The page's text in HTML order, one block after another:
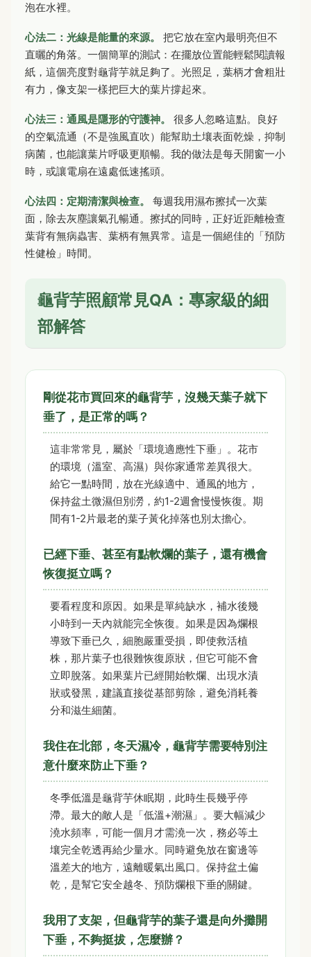
泡在水裡。
心法二：光線是能量的來源。
把它放在室內最明亮但不
直曬的角落。一個簡單的測試：在擺放位置能輕鬆閱讀報
紙，這個亮度對龜背芋就足夠了。光照足，葉柄才會粗壯
有力，像支架一樣把巨大的葉片撐起來。
心法三：通風是隱形的守護神。
很多人忽略這點。良好
的空氣流通（不是強風直吹）能幫助土壤表面乾燥，抑制
病菌，也能讓葉片呼吸更順暢。我的做法是每天開窗一小
時，或讓電扇在遠處低速搖頭。
心法四：定期清潔與檢查。
每週我用濕布擦拭一次葉
面，除去灰塵讓氣孔暢通。擦拭的同時，正好近距離檢查
葉背有無病蟲害、葉柄有無異常。這是一個絕佳的「預防
性健檢」時間。
龜背芋照顧常見QA：專家級的細
部解答
剛從花市買回來的龜背芋，沒幾天葉子就下
垂了，是正常的嗎？
這非常常見，屬於「環境適應性下垂」。花市
的環境（溫室、高濕）與你家通常差異很大。
給它一點時間，放在光線適中、通風的地方，
保持盆土微濕但別澇，約1-2週會慢慢恢復。期
間有1-2片最老的葉子黃化掉落也別太擔心。
已經下垂、甚至有點軟爛的葉子，還有機會
恢復挺立嗎？
要看程度和原因。如果是單純缺水，補水後幾
小時到一天內就能完全恢復。如果是因為爛根
導致下垂已久，細胞嚴重受損，即使救活植
株，那片葉子也很難恢復原狀，但它可能不會
立即脫落。如果葉片已經開始軟爛、出現水漬
狀或發黑，建議直接從基部剪除，避免消耗養
分和滋生細菌。
我住在北部，冬天濕冷，龜背芋需要特別注
意什麼來防止下垂？
冬季低溫是龜背芋休眠期，此時生長幾乎停
滯。最大的敵人是「低溫+潮濕」。要大幅減少
澆水頻率，可能一個月才需澆一次，務必等土
壤完全乾透再給少量水。同時避免放在窗邊等
溫差大的地方，遠離暖氣出風口。保持盆土偏
乾，是幫它安全越冬、預防爛根下垂的關鍵。
我用了支架，但龜背芋的葉子還是向外攤開
下垂，不夠挺拔，怎麼辦？